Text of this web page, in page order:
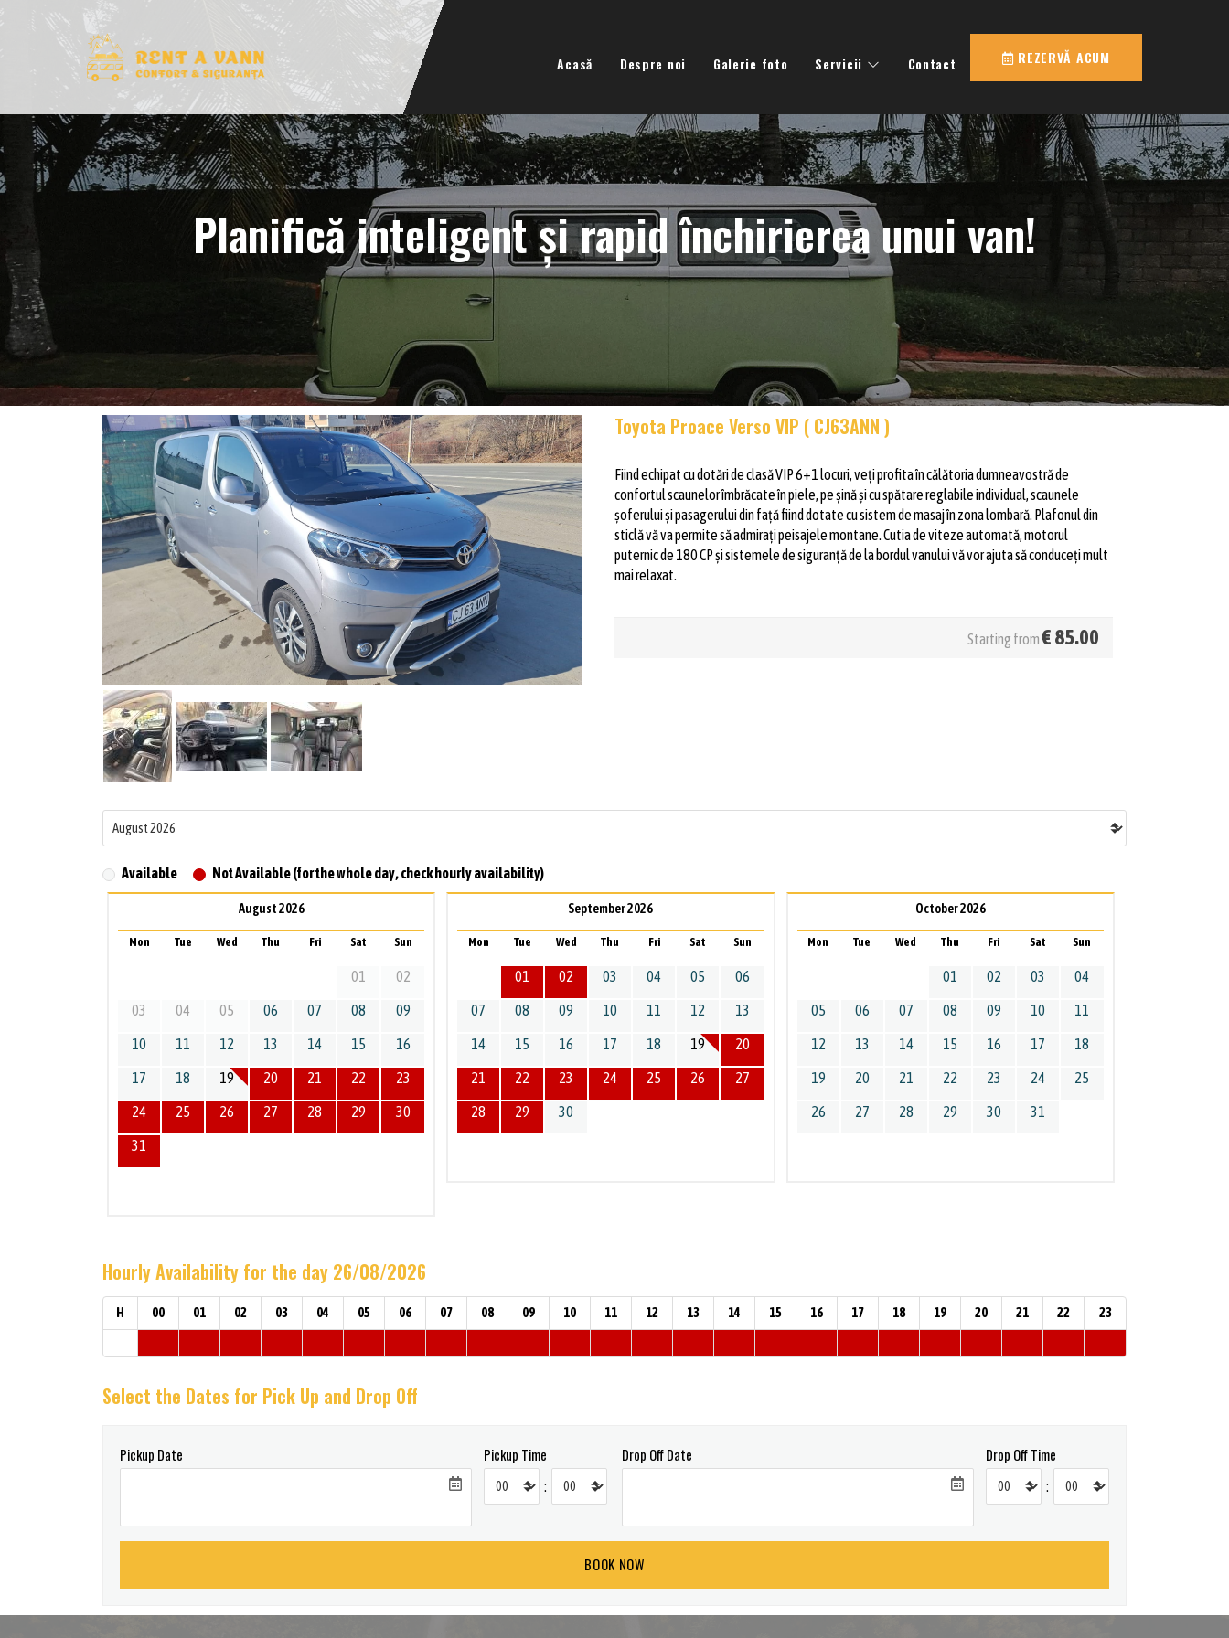
Acasă Despre noi Galerie foto Servicii Contact REZERVĂ ACUM
Planifică inteligent și rapid închirierea unui van!
Toyota Proace Verso VIP ( CJ63ANN )
Fiind echipat cu dotări de clasă VIP 6+1 locuri, veți profita în călătoria dumneavostră de
confortul scaunelor îmbrăcate în piele, pe șină și cu spătare reglabile individual, scaunele
șoferului și pasagerului din față fiind dotate cu sistem de masaj în zona lombară. Plafonul din
sticlă vă va permite să admirați peisajele montane. Cutia de viteze automată, motorul
puternic de 180 CP și sistemele de siguranță de la bordul vanului vă vor ajuta să conduceți mult
mai relaxat.
Starting from€85.00
Available Not Available (for the whole day, check hourly availability)
August 2026
Mon Tue Wed Thu Fri Sat Sun
01 02
03 04 05 06 07 08 09
10 11 12 13 14 15 16
17 18 19 20 21 22 23
24 25 26 27 28 29 30
31
September 2026
Mon Tue Wed Thu Fri Sat Sun
01 02 03 04 05 06
07 08 09 10 11 12 13
14 15 16 17 18 19 20
21 22 23 24 25 26 27
28 29 30
October 2026
Mon Tue Wed Thu Fri Sat Sun
01 02 03 04
05 06 07 08 09 10 11
12 13 14 15 16 17 18
19 20 21 22 23 24 25
26 27 28 29 30 31
Hourly Availability for the day 26/08/2026
H 00 01 02 03 04 05 06 07 08 09 10 11 12 13 14 15 16 17 18 19 20 21 22 23
Select the Dates for Pick Up and Drop Off
Pickup Date Pickup Time
:
Drop Off Date Drop Off Time
: